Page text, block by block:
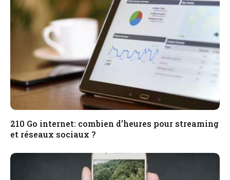
210 Go internet: combien d’heures pour streaming
et réseaux sociaux ?